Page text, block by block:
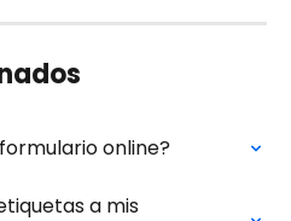
online?
a mis